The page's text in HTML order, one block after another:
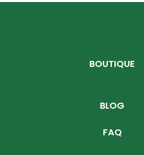
BOUTIQUE
BLOG
FAQ